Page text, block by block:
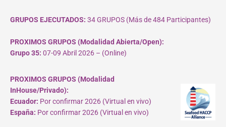
GRUPOS EJECUTADOS: 34 GRUPOS (Más de 484 Participantes)
PROXIMOS GRUPOS (Modalidad Abierta/Open):
Grupo 35: 07-09 Abril 2026 – (Online)
PROXIMOS GRUPOS (Modalidad
InHouse/Privado):
Ecuador: Por confirmar 2026 (Virtual en vivo)
España: Por confirmar 2026 (Virtual en vivo)